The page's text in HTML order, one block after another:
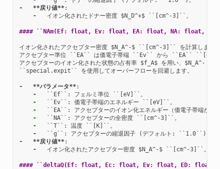
-
**戻り値**
-
  イオン化されたドナー密度 $N_D^+$ ``[cm^-3]``。
#### ``NAm(Ef: float, Ev: float, EA: float, NA: float,
イオン化されたアクセプター密度 $N_A^-$ ``[cm^-3]`` を計算します
アクセプター準位 ``EA`` は価電子帯端 ``Ev`` から ``EA``
アクセプターのイオン化された状態の占有率 $f_A$ を用い、$N_A^- = N
``special.expit`` を使用してオーバーフローを回避します。
- **パラメータ**
-
-
-
-
-
-
-
**戻り値**
-
  イオン化されたアクセプター密度 $N_A^-$ ``[cm^-3]``。
#### ``deltaQ(Ef: float, Ec: float, Ev: float, ED: